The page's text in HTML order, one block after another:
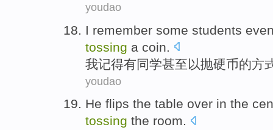
youdao
I remember some students
tossing a coin
我记得有同学甚至以抛硬币的方
youdao
He flips the table over in the
tossing the room.